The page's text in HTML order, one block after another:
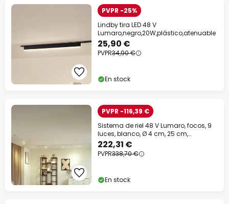
PVPR -25%
Lindby tira LED 48 V
Lumaro,negro,20W,plástico,atenuable
25,90 €
PVPR34,90 €
En stock
PVPR -116,39 €
Sistema de riel 48 V Lumaro, focos, 9
luces, blanco, Ø 4 cm, 25 cm,
atenuable
222,31 €
PVPR338,70 €
En stock